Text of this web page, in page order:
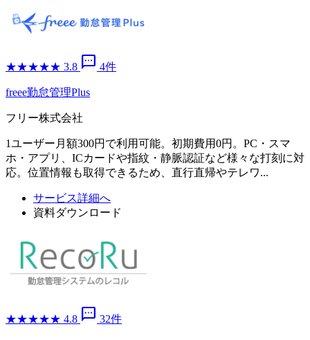
★★★★★ 3.8 sms 4件
freee勤怠管理Plus
フリー株式会社
1ユーザー月額300円で利用可能。初期費用0円。PC・スマ
ホ・アプリ、ICカードや指紋・静脈認証など様々な打刻に対
応。位置情報も取得できるため、直行直帰やテレワ...
サービス詳細へ
資料ダウンロード
★★★★★ 4.8 sms 32件